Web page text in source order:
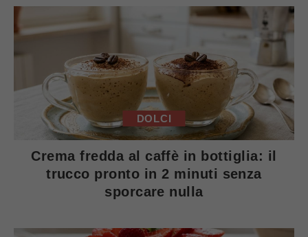
DOLCI
Crema fredda al caffè in bottiglia: il
trucco pronto in 2 minuti senza
sporcare nulla